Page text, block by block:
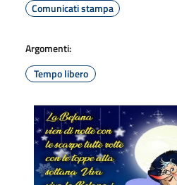
Comunicati stampa
Argomenti:
Tempo libero